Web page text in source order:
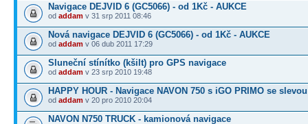
Navigace DEJVID 6 (GC5066) - od 1Kč - AUKCE
od addam v 31 srp 2011 08:46
Nová navigace DEJVID 6 (GC5066) - od 1Kč - AUKCE
od addam v 06 dub 2011 17:29
Sluneční stínítko (kšilt) pro GPS navigace
od addam v 23 srp 2010 19:48
HAPPY HOUR - Navigace NAVON 750 s iGO PRIMO se
od addam v 20 pro 2010 20:04
NAVON N750 TRUCK - kamionová navigace